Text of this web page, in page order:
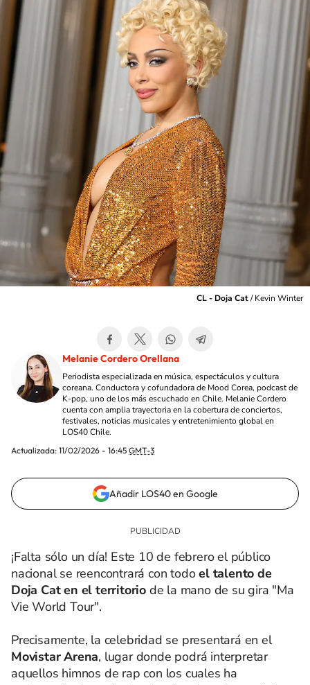
CL - Doja Cat/Kevin Winter
Melanie Cordero Orellana
Periodista especializada en música, espectáculos y cultura
coreana. Conductora y cofundadora de Mood Corea, podcast de
K-pop, uno de los más escuchado en Chile. Melanie Cordero
cuenta con amplia trayectoria en la cobertura de conciertos,
festivales, noticias musicales y entretenimiento global en
LOS40 Chile.
Actualizada: 11/02/2026 - 16:45 GMT-3
Añadir LOS40 en Google
¡Falta sólo un día! Este 10 de febrero el público
nacional se reencontrará con todoel talento de
Doja Cat en el territorio de la mano de su gira "Ma
Vie World Tour".
Precisamente, la celebridad se presentará en el
Movistar Arena, lugar donde podrá interpretar
aquellos himnos de rap con los cuales ha